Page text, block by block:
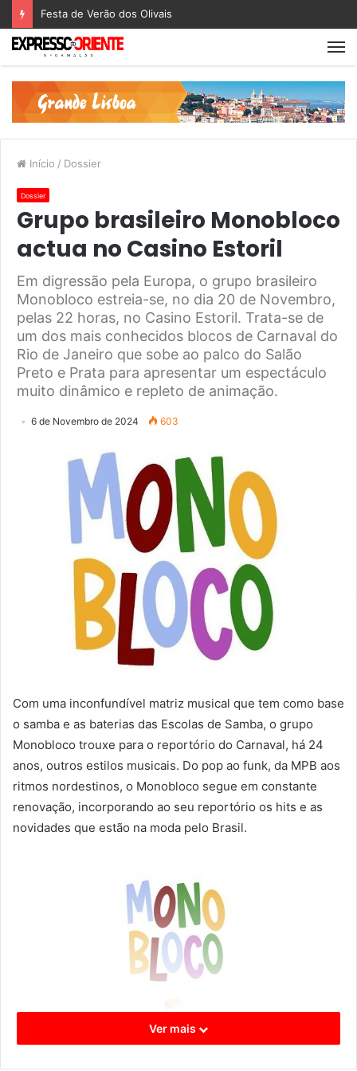
Festa de Verão dos Olivais
Início / Dossier
Dossier
Grupo brasileiro Monobloco
actua no Casino Estoril
Em digressão pela Europa, o grupo brasileiro
Monobloco estreia-se, no dia 20 de Novembro,
pelas 22 horas, no Casino Estoril. Trata-se de
um dos mais conhecidos blocos de Carnaval do
Rio de Janeiro que sobe ao palco do Salão
Preto e Prata para apresentar um espectáculo
muito dinâmico e repleto de animação.
6 de Novembro de 2024 603
Com uma inconfundível matriz musical que tem como base
o samba e as baterias das Escolas de Samba, o grupo
Monobloco trouxe para o reportório do Carnaval, há 24
anos, outros estilos musicais. Do pop ao funk, da MPB aos
ritmos nordestinos, o Monobloco segue em constante
renovação, incorporando ao seu reportório os hits e as
novidades que estão na moda pelo Brasil.
Ver mais